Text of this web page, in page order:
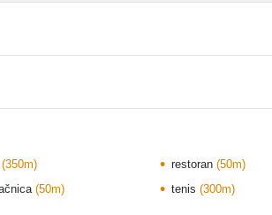
(350m) restoran (50m)
(50m) tenis (300m)